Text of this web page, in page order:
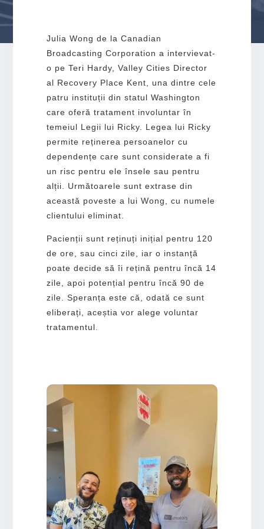
Julia Wong de la Canadian
Broadcasting Corporation a intervievat-
o pe Teri Hardy, Valley Cities Director
al Recovery Place Kent, una dintre cele
patru instituții din statul Washington
care oferă tratament involuntar în
temeiul Legii lui Ricky. Legea lui Ricky
permite reținerea persoanelor cu
dependențe care sunt considerate a fi
un risc pentru ele însele sau pentru
alții. Următoarele sunt extrase din
această poveste a lui Wong, cu numele
clientului eliminat.
Pacienții sunt reținuți inițial pentru 120
de ore, sau cinci zile, iar o instanță
poate decide să îi rețină pentru încă 14
zile, apoi potențial pentru încă 90 de
zile. Speranța este că, odată ce sunt
eliberați, aceștia vor alege voluntar
tratamentul.